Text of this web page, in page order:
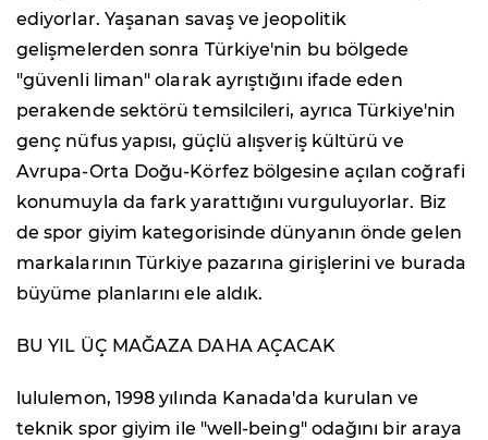
ediyorlar. Yaşanan savaş ve jeopolitik
gelişmelerden sonra Türkiye'nin bu bölgede
"güvenli liman" olarak ayrıştığını ifade eden
perakende sektörü temsilcileri, ayrıca Türkiye'nin
genç nüfus yapısı, güçlü alışveriş kültürü ve
Avrupa-Orta Doğu-Körfez bölgesine açılan coğrafi
konumuyla da fark yarattığını vurguluyorlar. Biz
de spor giyim kategorisinde dünyanın önde gelen
markalarının Türkiye pazarına girişlerini ve burada
büyüme planlarını ele aldık.
BU YIL ÜÇ MAĞAZA DAHA AÇACAK
lululemon, 1998 yılında Kanada'da kurulan ve
teknik spor giyim ile "well-being" odağını bir araya